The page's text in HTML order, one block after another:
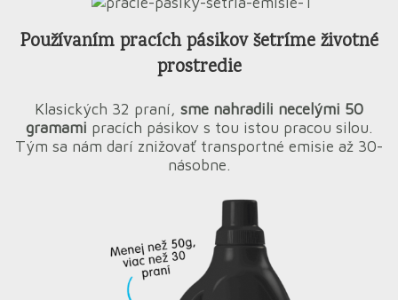
Používaním pracích pásikov šetríme životné
prostredie
Klasických 32 praní, sme nahradili necelými 50
gramami pracích pásikov s tou istou pracou silou.
Tým sa nám darí znižovať transportné emisie až 30-
násobne.